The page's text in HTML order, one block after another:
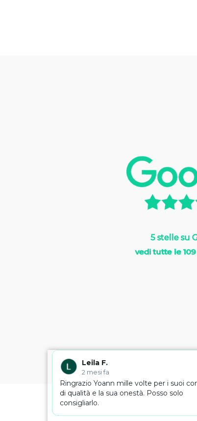
5 stelle su
vedi tutte le
Leila F.
2 mesi fa
Ringrazio Yoann mille volte per i suoi
di qualità e la sua onestà. Posso solo
consigliarlo.